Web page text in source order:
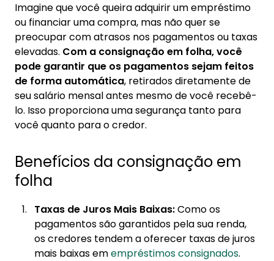
Imagine que você queira adquirir um empréstimo
ou financiar uma compra, mas não quer se
preocupar com atrasos nos pagamentos ou taxas
elevadas. Com a consignação em folha, você
pode garantir que os pagamentos sejam feitos
de forma automática, retirados diretamente de
seu salário mensal antes mesmo de você recebê-
lo. Isso proporciona uma segurança tanto para
você quanto para o credor.
Benefícios da consignação em
folha
Taxas de Juros Mais Baixas:Como os
pagamentos são garantidos pela sua renda,
os credores tendem a oferecer taxas de juros
mais baixas emempréstimos consignados.